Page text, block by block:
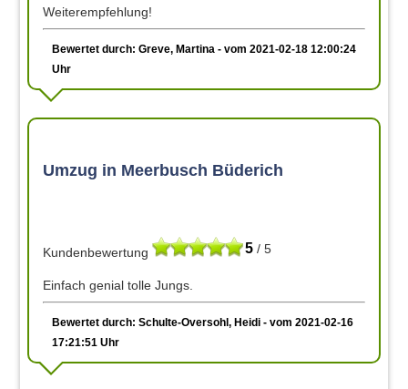
Weiterempfehlung!
Bewertet durch: Greve, Martina - vom 2021-02-18 12:00:24
Uhr
Umzug in Meerbusch Büderich
5 / 5
Kundenbewertung
Einfach genial tolle Jungs.
Bewertet durch: Schulte-Oversohl, Heidi - vom 2021-02-16
17:21:51 Uhr